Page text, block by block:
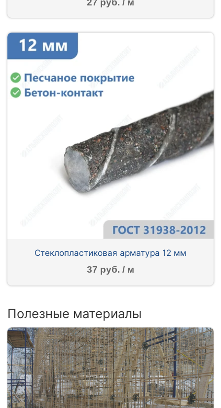
27 руб. / м
Стеклопластиковая арматура 12 мм
37 руб. / м
Полезные материалы